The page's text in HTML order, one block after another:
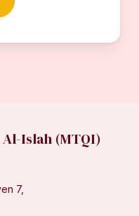
Islah (MTQI)
7,